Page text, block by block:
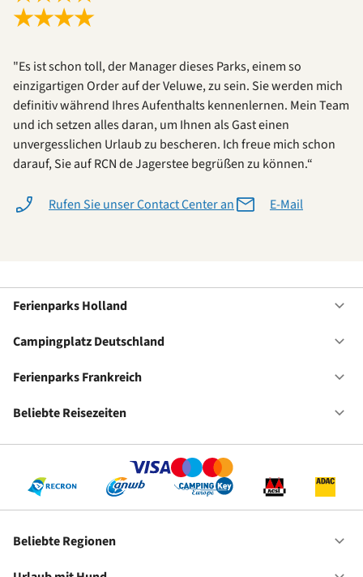
★★★★
"Es ist schon toll, der Manager dieses Parks, einem so
einzigartigen Order auf der Veluwe, zu sein. Sie werden mich
definitiv während Ihres Aufenthalts kennenlernen. Mein Team
und ich setzen alles daran, um Ihnen als Gast einen
unvergesslichen Urlaub zu bescheren. Ich freue mich schon
darauf, Sie auf RCN de Jagerstee begrüßen zu können.“
Rufen Sie unser Contact Center an E-Mail
Ferienparks Holland
Campingplatz Deutschland
Ferienparks Frankreich
Beliebte Reisezeiten
Beliebte Regionen